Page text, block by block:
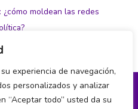
experiencia de navegación,
personalizados y analizar
“Aceptar todo” usted da su
moldean las redes
y cookies